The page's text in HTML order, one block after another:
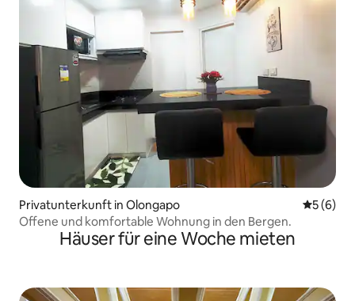
Privatunterkunft in Olongapo
5 (6)
Offene und komfortable Wohnung in den Bergen.
Häuser für eine Woche mieten